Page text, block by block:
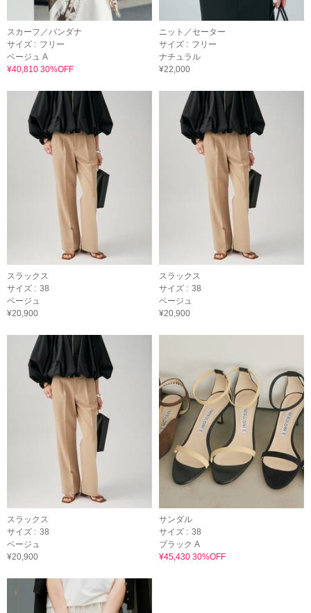
スカーフ／バンダナ
サイズ : フリー
ベージュ A
¥40,810 30%OFF
ニット／セーター
サイズ : フリー
ナチュラル
¥22,000
スラックス
サイズ : 38
ベージュ
¥20,900
スラックス
サイズ : 38
ベージュ
¥20,900
スラックス
サイズ : 38
ベージュ
¥20,900
サンダル
サイズ : 38
ブラック A
¥45,430 30%OFF